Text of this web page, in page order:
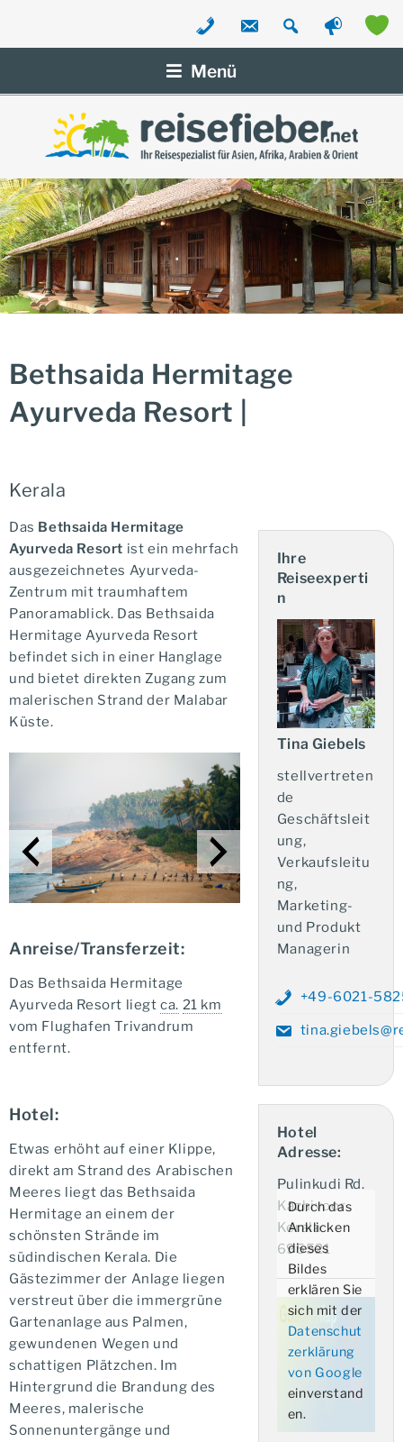
Zum
Menü
Bethsaida Hermitage
Ayurveda Resort |
Kerala
Das Bethsaida Hermitage
Ayurveda Resort ist ein mehrfach
ausgezeichnetes Ayurveda-
Zentrum mit traumhaftem
Panoramablick. Das Bethsaida
Hermitage Ayurveda Resort
befindet sich in einer Hanglage
und bietet direkten Zugang zum
malerischen Strand der Malabar
Küste.
Anreise/Transferzeit:
Das Bethsaida Hermitage
Ayurveda Resort liegtca. 21 km
vom Flughafen Trivandrum
entfernt.
Hotel:
Etwas erhöht auf einer Klippe,
direkt am Strand des Arabischen
Meeres liegt das Bethsaida
Hermitage an einem der
schönsten Strände im
südindischen Kerala. Die
Gästezimmer der Anlage liegen
verstreut über die immergrüne
Gartenanlage aus Palmen,
gewundenen Wegen und
schattigen Plätzchen. Im
Hintergrund die Brandung des
Meeres, malerische
Sonnenuntergänge und
Ihre
Reiseexperti
n
Tina Giebels
stellvertreten
de
Geschäftsleit
ung,
Verkaufsleitu
ng,
Marketing-
und Produkt
Managerin
+49-6021-
Hotel
Adresse:
Pulinkudi Rd.
Kazhivoor
Kerala
695521
Durch das
Anklicken
dieses
Bildes
erklären Sie
sich mit der
Datenschut
zerklärung
von Google
einverstand
en.